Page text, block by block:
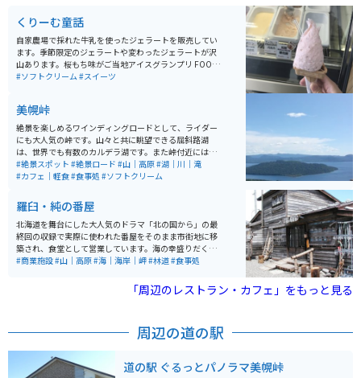
くりーむ童話
自家農場で採れた牛乳を使ったジェラートを販売してい
ます。季節限定のジェラートや変わったジェラートが沢
山あります。桜もち味がご当地アイスグランプリ FOOD
EX JAPAN 2012 最高金賞受賞を取っています。
#ソフトクリーム#スイーツ
美幌峠
絶景を楽しめるワインディングロードとして、ライダー
にも大人気の峠です。山々と共に眺望できる屈斜路湖
は、世界でも有数のカルデラ湖です。また峠付近には、
北海道では珍しいヘアピンカーブの場所もあり、直線だ
けでない走りを楽しむ事もできます。辿り着いた峠から
#絶景スポット #絶景ロード #山｜高原#湖｜川｜滝
#カフェ｜軽食#食事処 #ソフトクリーム
羅臼・純の番屋
北海道を舞台にした大人気のドラマ「北の国から」の最
終回の収録で実際に使われた番屋をそのまま市街地に移
築され、食堂として営業しています。海の幸盛りだくさ
んのメニューは、観光客や地元の人たちにも人気です。
#商業施設#山｜高原#海｜海岸｜岬#林道#食事処
「周辺のレストラン・カフェ」をもっと見る
周辺の道の駅
道の駅 ぐるっとパノラマ美幌峠